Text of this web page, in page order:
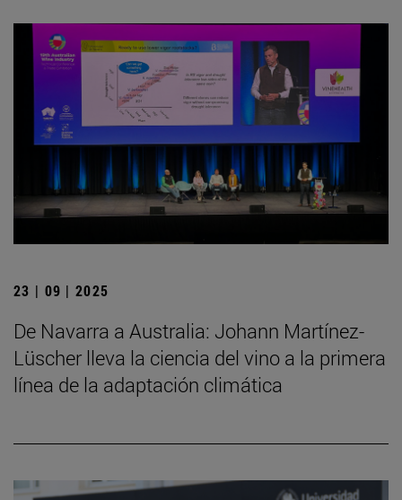
23 | 09 | 2025
De Navarra a Australia: Johann Martínez-
Lüscher lleva la ciencia del vino a la primera
línea de la adaptación climática